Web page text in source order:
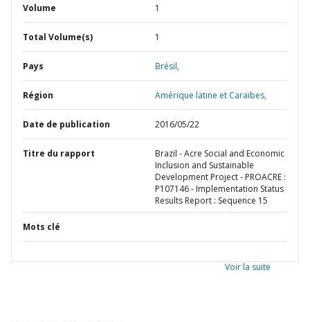
Volume 1
Total Volume(s) 1
Pays Brésil,
Région Amérique latine et Caraïbes,
Date de publication 2016/05/22
Titre du rapport
Brazil - Acre Social and Economic
Inclusion and Sustainable
Development Project - PROACRE :
P107146 - Implementation Status
Results Report : Sequence 15
Mots clé
Voir la suite